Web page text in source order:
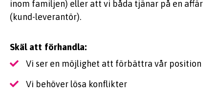
inom familjen) eller att vi båda tjänar på en affär
(kund-leverantör).
Skäl att förhandla:
Vi ser en möjlighet att förbättra vår position
Vi behöver lösa konflikter